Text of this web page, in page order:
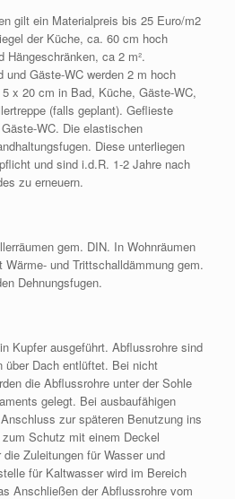
gilt ein Materialpreis bis 25 Euro/m2
der Küche, ca. 60 cm hoch
ca 2 m².
und Gäste-WC werden 2 m hoch
x 20 cm in Bad, Küche, Gäste-WC,
(falls geplant). Geflieste
WC. Die elastischen
Diese unterliegen
und sind i.d.R. 1-2 Jahre nach
zu erneuern.
gem. DIN. In Wohnräumen
und Trittschalldämmung gem.
Dehnungsfugen.
Kupfer ausgeführt. Abflussrohre sind
über Dach entlüftet. Bei nicht
die Abflussrohre unter der Sohle
gelegt. Bei ausbaufähigen
zur späteren Benutzung ins
Schutz mit einem Deckel
Zuleitungen für Wasser und
für Kaltwasser wird im Bereich
Anschließen der Abflussrohre vom